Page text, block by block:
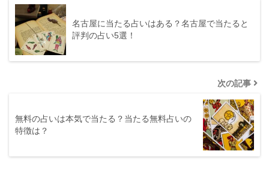
名古屋に当たる占いはある？名古屋で当たると
評判の占い5選！
次の記事
無料の占いは本気で当たる？当たる無料占いの
特徴は？